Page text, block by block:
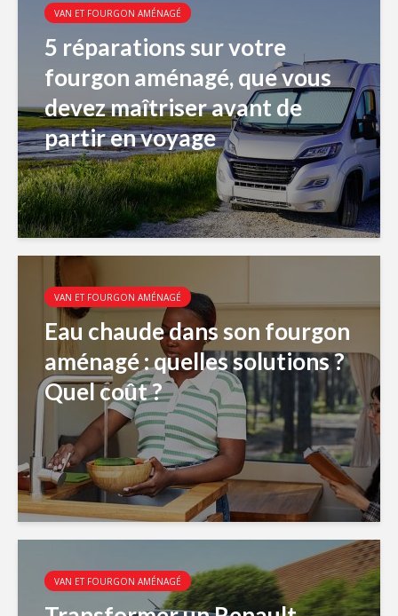
VAN ET FOURGON AMÉNAGÉ
5 réparations sur votre
fourgon aménagé, que vous
devez maîtriser avant de
partir en voyage
VAN ET FOURGON AMÉNAGÉ
Eau chaude dans son fourgon
aménagé : quelles solutions ?
Quel coût ?
VAN ET FOURGON AMÉNAGÉ